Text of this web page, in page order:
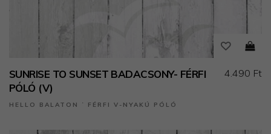
SUNRISE TO SUNSET BADACSONY- FÉRFI
PÓLÓ (V)
HELLO BALATON ˙ FÉRFI V-NYAKÚ PÓLÓ
4.490 Ft